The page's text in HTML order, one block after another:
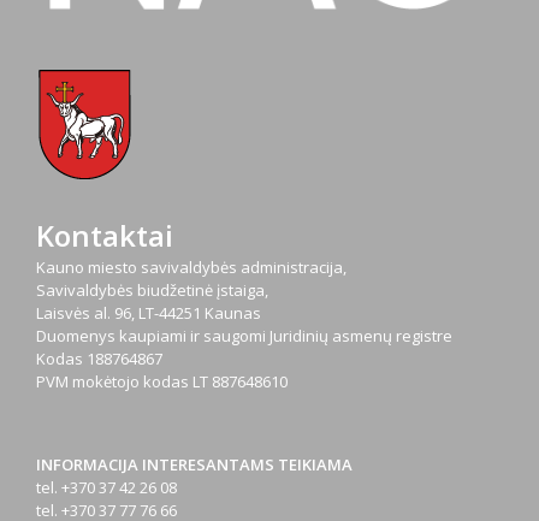
Kontaktai
Kauno miesto savivaldybės administracija,
Savivaldybės biudžetinė įstaiga,
Laisvės al. 96, LT-44251 Kaunas
Duomenys kaupiami ir saugomi Juridinių asmenų registre
Kodas 188764867
PVM mokėtojo kodas LT 887648610
INFORMACIJA INTERESANTAMS TEIKIAMA
tel. +370 37 42 26 08
tel. +370 37 77 76 66